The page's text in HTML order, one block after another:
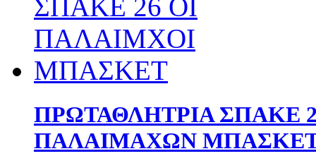
ΠΡΩΤΑΘΛΗΤΡΙΑ ΣΠΑΚΕ
ΠΑΛΑΙΜΑΧΩΝ